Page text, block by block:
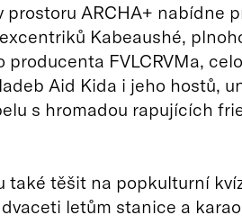
prostoru ARCHA+ nabídne
Kabeaushé,
producenta FVLCRVMa,
Aid Kida i jeho hostů,
s hromadou rapujících
také těšit na popkulturní
letům stanice a